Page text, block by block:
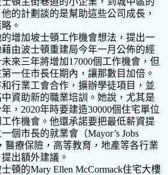
的計劃談的是幫助這些公司成長，
。
增加坡士頓工作機會想法，提出一
由波士頓重建局今年一月公佈的經
來三年將增加17000個工作機會，但
一任市長任期內，讓那數目加倍。
行業工會合作，擴辦學徒項目，並
資助新的職業培訓。她說，尤其是
， 2020年時要建造30000個住宅單位
作機會。他還承諾要把最低薪資提
個市長的就業會（Mayor’s Jobs
醫療保險，高等教育，地產等各行業
出額外建議。
頓的Mary Ellen McCormack住宅大樓